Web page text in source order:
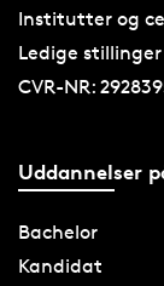
Institutter og
Ledige stillinger
CVR-NR:
Uddannelser
Bachelor
Kandidat